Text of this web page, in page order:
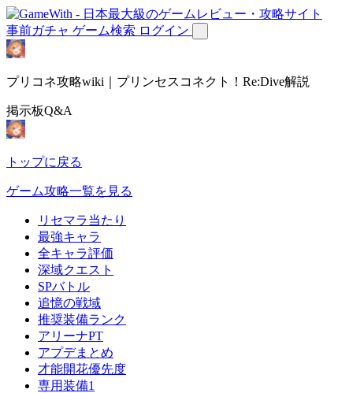
事前ガチャ ゲーム検索 ログイン
プリコネ攻略wiki｜プリンセスコネクト！Re:Dive解説
掲示板Q&A
トップに戻る
ゲーム攻略一覧を見る
リセマラ当たり
最強キャラ
全キャラ評価
深域クエスト
SPバトル
追憶の戦域
推奨装備ランク
アリーナPT
アプデまとめ
才能開花優先度
専用装備1